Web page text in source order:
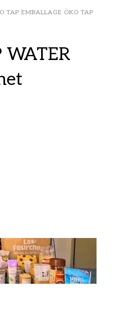
TAP EMBALLAGE ÖKO TAP
WATER